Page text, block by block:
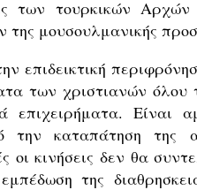
των τουρκικών
μουσουλμανικής
επιδεικτική
των χριστιανών όλου
επιχειρήματα. Είναι
καταπάτηση της
κινήσεις δεν θα
της